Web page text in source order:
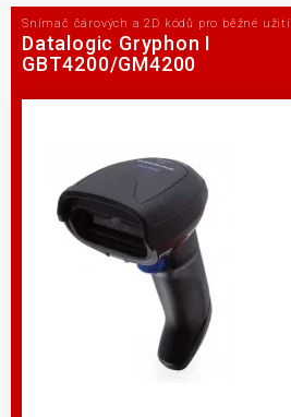
Snímač čárových a 2D kódů pro běžné užití
Datalogic Gryphon I
GBT4200/GM4200